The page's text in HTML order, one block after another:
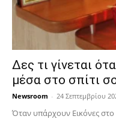
Δες τι γίνεται
μέσα στο σπίτι
Newsroom - 24 Σεπτεμβρίου
Όταν υπάρχουν Εικόνες στο